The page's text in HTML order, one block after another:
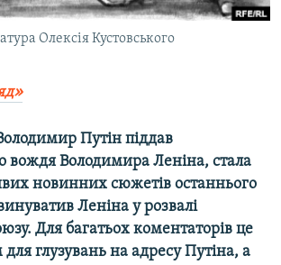
КРИМУ
Олексія Кустовського
Путін піддав
вождя Володимира Леніна, стала
новинних сюжетів останнього
Леніна у розвалі
Для багатьох коментаторів це
глузувань на адресу Путіна, а